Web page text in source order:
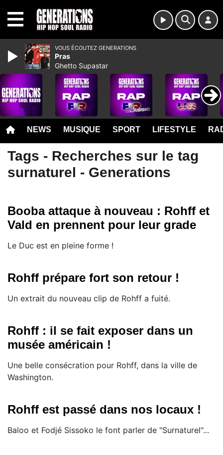
NEWS MUSIQUE SPORT LIFESTYLE
Tags - Recherches sur le tag
surnaturel - Generations
Booba attaque à nouveau : Rohff et
Vald en prennent pour leur grade
Le Duc est en pleine forme !
Rohff prépare fort son retour !
Un extrait du nouveau clip de Rohff a fuité.
Rohff : il se fait exposer dans un
musée américain !
Une belle consécration pour Rohff, dans la ville de
Washington.
Rohff est passé dans nos locaux !
Baloo et Fodjé Sissoko le font parler de "Surnaturel"...
VOUS ÉCOUTEZ GENERATIONS
Pras
Ghetto Supastar